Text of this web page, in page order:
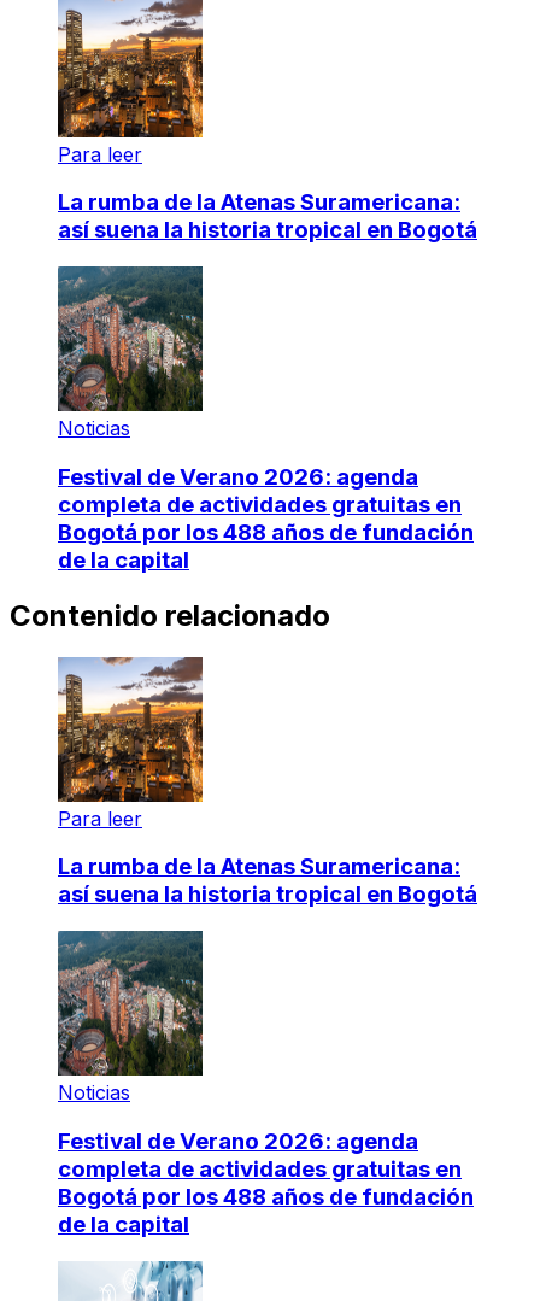
Para leer
La rumba de la Atenas Suramericana:
así suena la historia tropical en Bogotá
Noticias
Festival de Verano 2026: agenda
completa de actividades gratuitas en
Bogotá por los 488 años de fundación
de la capital
Contenido relacionado
Para leer
La rumba de la Atenas Suramericana:
así suena la historia tropical en Bogotá
Noticias
Festival de Verano 2026: agenda
completa de actividades gratuitas en
Bogotá por los 488 años de fundación
de la capital